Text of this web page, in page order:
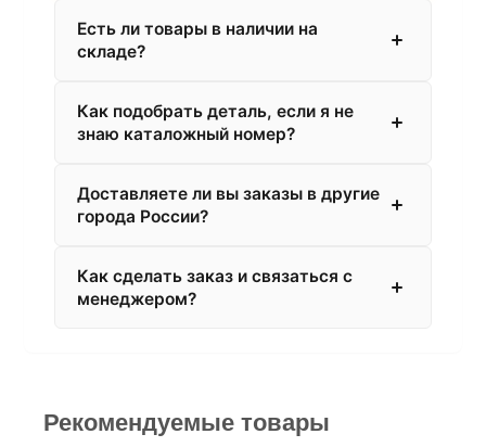
Есть ли товары в наличии на
складе?
Как подобрать деталь, если я не
знаю каталожный номер?
Доставляете ли вы заказы в другие
города России?
Как сделать заказ и связаться с
менеджером?
Рекомендуемые товары